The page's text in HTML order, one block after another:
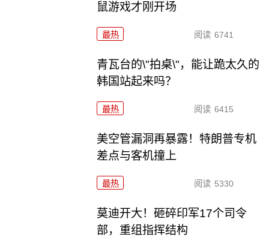
鼠游戏才刚开场
最热 阅读 6741
青瓦台的\"拍桌\"，能让跪太久的
韩国站起来吗？
最热 阅读 6415
美空管漏洞再暴露！特朗普专机
差点与客机撞上
最热 阅读 5330
莫迪开大！砸碎印军17个司令
部，重组指挥结构